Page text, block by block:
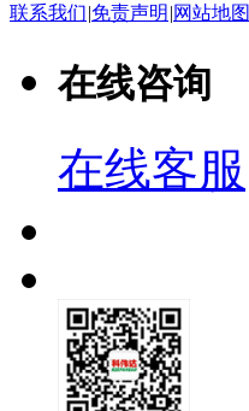
联系我们|免责声明 |网站地图
在线咨询
在线客服